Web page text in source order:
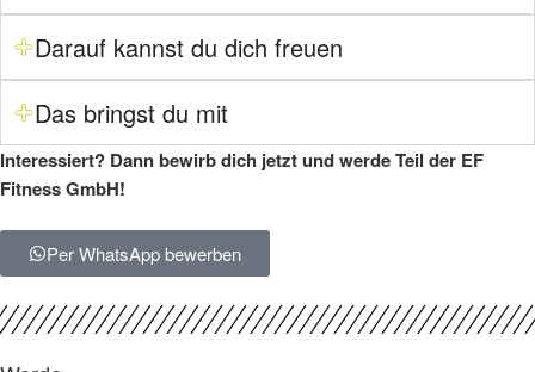
Darauf kannst du dich freuen
Das bringst du mit
Interessiert? Dann bewirb dich jetzt und werde Teil der EF
Fitness GmbH!
Per WhatsApp bewerben